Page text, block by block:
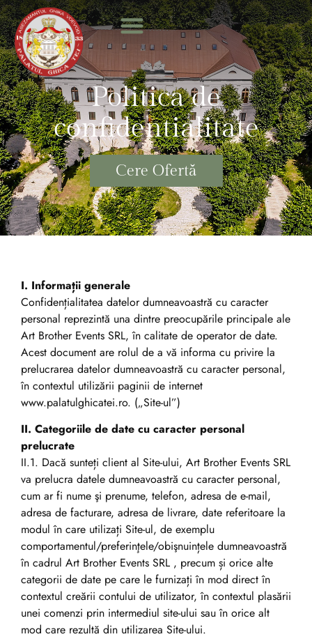
Politica de
confidentialitate
Cere Ofertă
I. Informații generale
Confidențialitatea datelor dumneavoastră cu caracter
personal reprezintă una dintre preocupările principale ale
Art Brother Events SRL, în calitate de operator de date.
Acest document are rolul de a vă informa cu privire la
prelucrarea datelor dumneavoastră cu caracter personal,
în contextul utilizării paginii de internet
www.palatulghicatei.ro. („Site-ul”)
II. Categoriile de date cu caracter personal
prelucrate
II.1. Dacă sunteți client al Site-ului, Art Brother Events SRL
va prelucra datele dumneavoastră cu caracter personal,
cum ar fi nume şi prenume, telefon, adresa de e-mail,
adresa de facturare, adresa de livrare, date referitoare la
modul în care utilizați Site-ul, de exemplu
comportamentul/preferinţele/obişnuințele dumneavoastră
în cadrul Art Brother Events SRL , precum și orice alte
categorii de date pe care le furnizați în mod direct în
contextul creării contului de utilizator, în contextul plasării
unei comenzi prin intermediul site-ului sau în orice alt
mod care rezultă din utilizarea Site-ului.